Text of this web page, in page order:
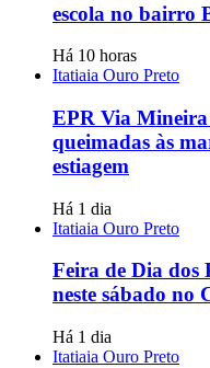
escola no bairro
Há 10 horas
Itatiaia Ouro Preto
EPR Via
queimadas às
estiagem
Há 1 dia
Itatiaia Ouro Preto
Feira de Dia dos
neste sábado no
Há 1 dia
Itatiaia Ouro Preto